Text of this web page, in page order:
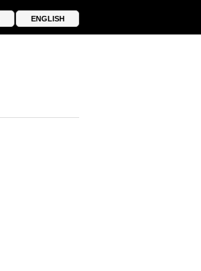
ENGLISH